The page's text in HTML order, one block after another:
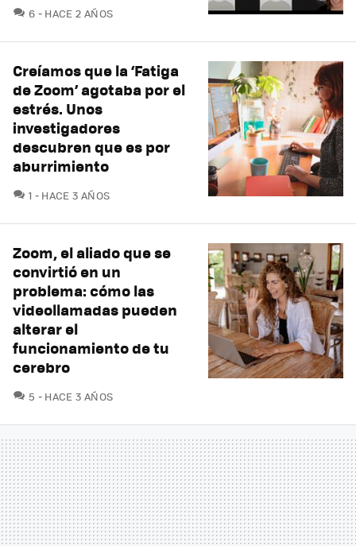
6 COMENTARIOS
HACE 2 AÑOS
Creíamos que la ‘Fatiga
de Zoom’ agotaba por el
estrés. Unos
investigadores
descubren que es por
aburrimiento
1 COMENTARIOS
HACE 3 AÑOS
Zoom, el aliado que se
convirtió en un
problema: cómo las
videollamadas pueden
alterar el
funcionamiento de tu
cerebro
5 COMENTARIOS
HACE 3 AÑOS